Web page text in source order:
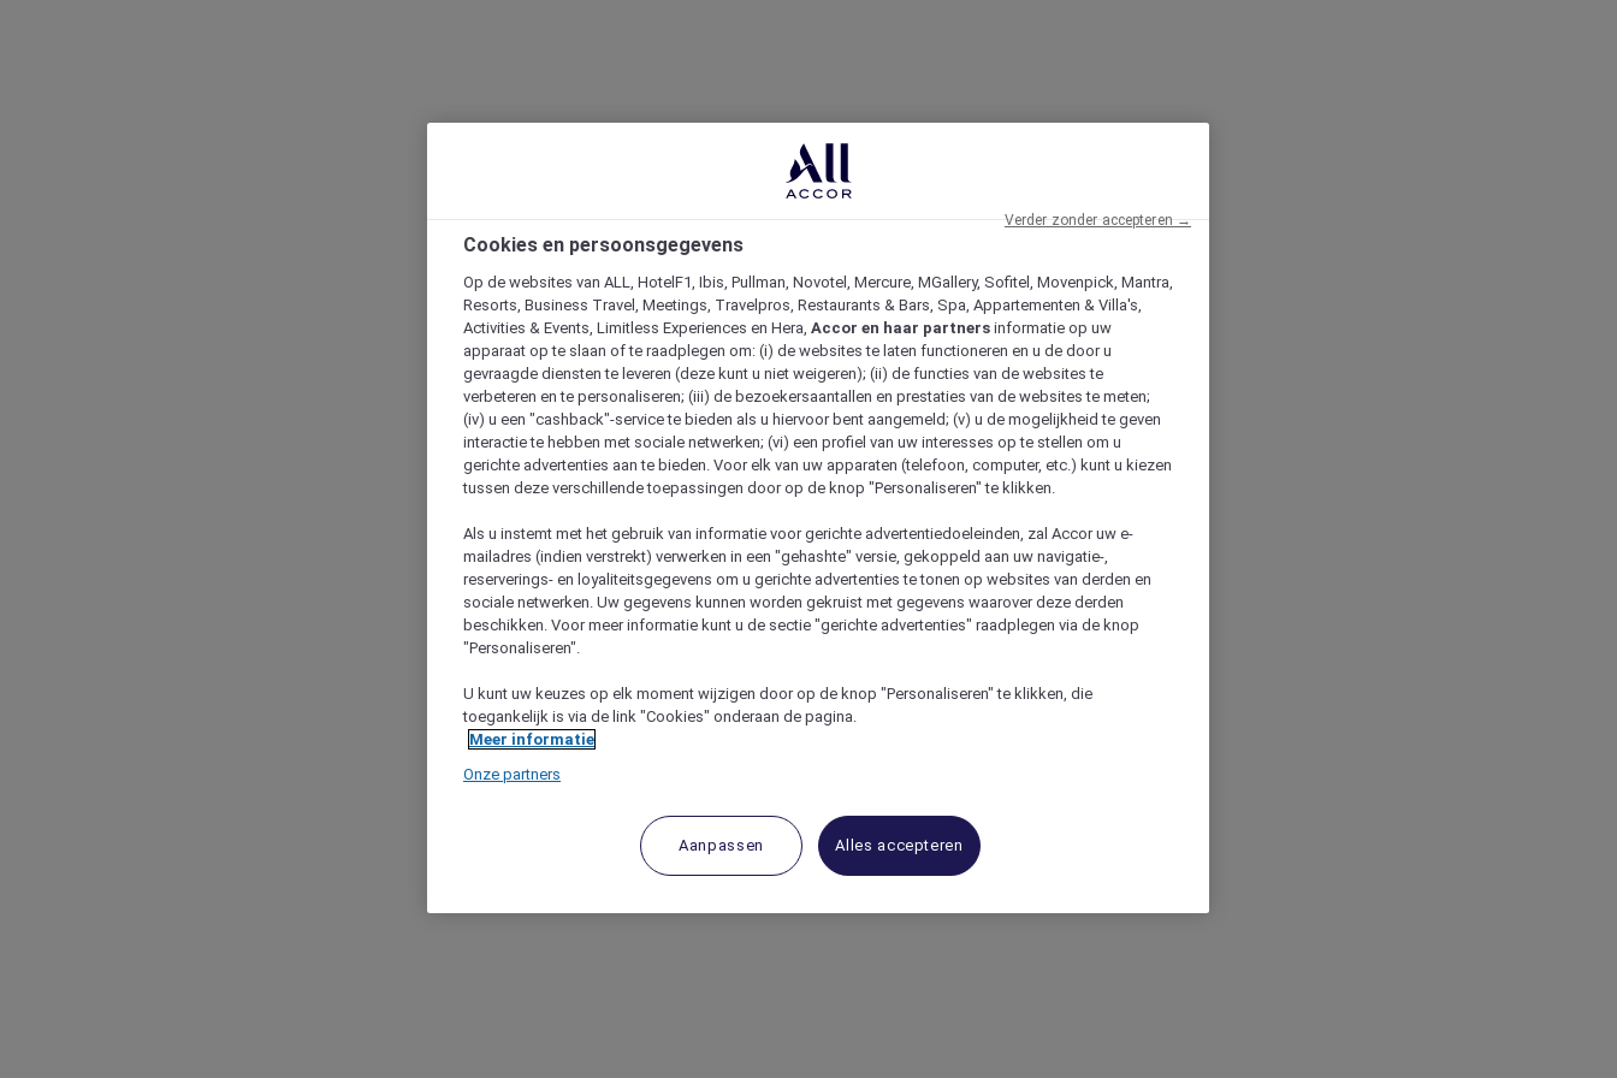
Cookies en persoonsgegevens
Op de websites van ALL, HotelF1, Ibis, Pullman, Novotel, Mercure, MGallery, Sofitel, Movenpick, Mantra,
Resorts, Business Travel, Meetings, Travelpros, Restaurants & Bars, Spa, Appartementen & Villa's,
Activities & Events, Limitless Experiences en Hera, Accor en haar partners informatie op uw
apparaat op te slaan of te raadplegen om: (i) de websites te laten functioneren en u de door u
gevraagde diensten te leveren (deze kunt u niet weigeren); (ii) de functies van de websites te
verbeteren en te personaliseren; (iii) de bezoekersaantallen en prestaties van de websites te meten;
(iv) u een "cashback"-service te bieden als u hiervoor bent aangemeld; (v) u de mogelijkheid te geven
interactie te hebben met sociale netwerken; (vi) een profiel van uw interesses op te stellen om u
gerichte advertenties aan te bieden. Voor elk van uw apparaten (telefoon, computer, etc.) kunt u kiezen
tussen deze verschillende toepassingen door op de knop "Personaliseren" te klikken.
Als u instemt met het gebruik van informatie voor gerichte advertentiedoeleinden, zal Accor uw e-
mailadres (indien verstrekt) verwerken in een "gehashte" versie, gekoppeld aan uw navigatie-,
reserverings- en loyaliteitsgegevens om u gerichte advertenties te tonen op websites van derden en
sociale netwerken. Uw gegevens kunnen worden gekruist met gegevens waarover deze derden
beschikken. Voor meer informatie kunt u de sectie "gerichte advertenties" raadplegen via de knop
"Personaliseren".
U kunt uw keuzes op elk moment wijzigen door op de knop "Personaliseren" te klikken, die
toegankelijk is via de link "Cookies" onderaan de pagina.
Meer informatie
Onze partners
Aanpassen Alles accepteren
Verder zonder accepteren →